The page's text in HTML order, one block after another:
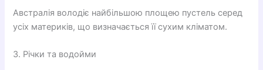
Австралія володіє найбільшою площею пустель серед
усіх материків, що визначається її сухим кліматом.
3. Річки та водойми